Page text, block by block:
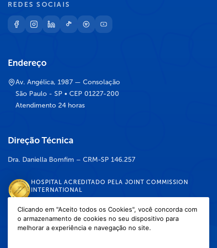
REDES SOCIAIS
Endereço
Av. Angélica, 1987 — Consolação
São Paulo - SP • CEP 01227-200
Atendimento 24 horas
Direção Técnica
Dra. Daniella Bomfim – CRM-SP 146.257
HOSPITAL ACREDITADO PELA JOINT COMMISSION
INTERNATIONAL
DISPONÍVEL NAS LOJAS
Clicando em "Aceito todos os Cookies", você concorda com
o armazenamento de cookies no seu dispositivo para
melhorar a experiência e navegação no site.